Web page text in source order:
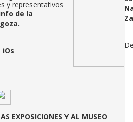
y representativos
de la
.
iOs
EXPOSICIONES Y AL MUSEO